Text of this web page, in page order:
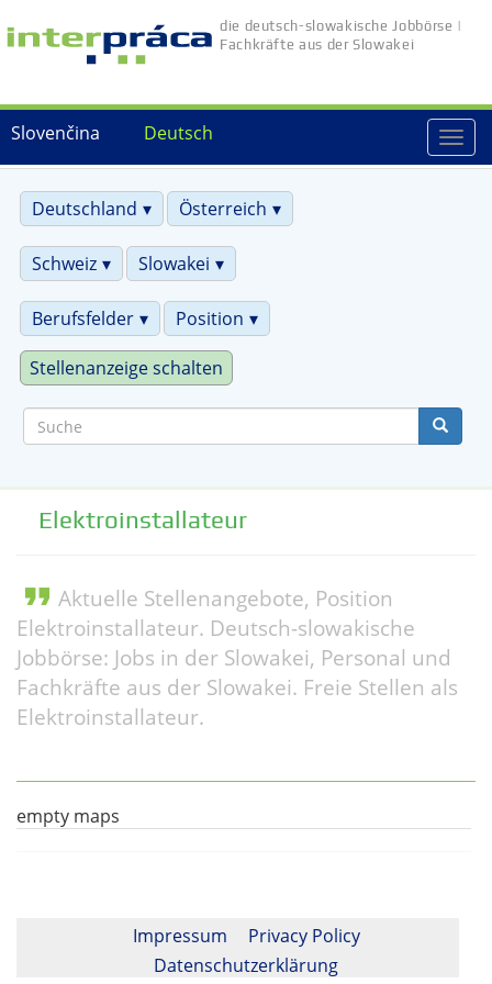
Direkt
zum
Deutsch
Slovenčina
die deutsch-slowakische Jobbörse |
Fachkräfte aus der Slowakei
Deutschland
Österreich
Schweiz Slowakei
Berufsfelder Position
Stellenanzeige schalten
Elektroinstallateur
format_quote Aktuelle Stellenangebote, Position
Elektroinstallateur. Deutsch-slowakische
Jobbörse: Jobs in der Slowakei, Personal und
Fachkräfte aus der Slowakei. Freie Stellen als
Elektroinstallateur.
empty maps
Impressum
Privacy Policy
Datenschutzerklärung